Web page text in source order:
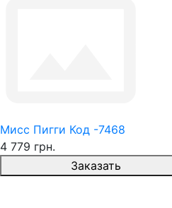
Мисс Пигги Код -7468
4 779 грн.
Заказать